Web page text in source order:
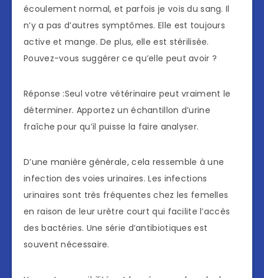
écoulement normal, et parfois je vois du sang. Il
n’y a pas d’autres symptômes. Elle est toujours
active et mange. De plus, elle est stérilisée.
Pouvez-vous suggérer ce qu’elle peut avoir ?
Réponse :Seul votre vétérinaire peut vraiment le
déterminer. Apportez un échantillon d’urine
fraîche pour qu’il puisse la faire analyser.
D’une manière générale, cela ressemble à une
infection des voies urinaires. Les infections
urinaires sont très fréquentes chez les femelles
en raison de leur urètre court qui facilite l’accès
des bactéries. Une série d’antibiotiques est
souvent nécessaire.